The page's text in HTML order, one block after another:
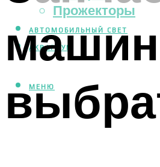
Прожекторы
АВТОМОБИЛЬНЫЙ СВЕТ
АКВАРИУМ
МЕНЮ